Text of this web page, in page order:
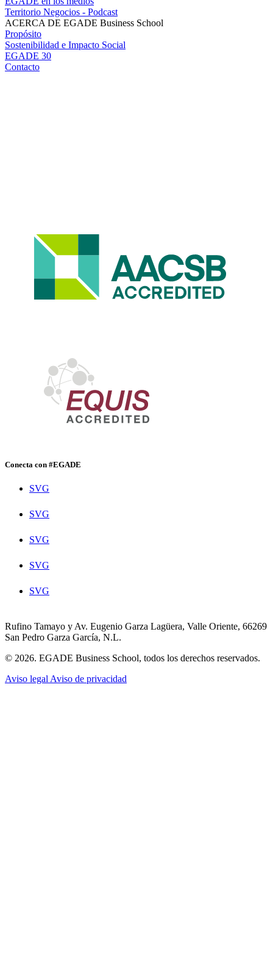
Territorio Negocios - Podcast
ACERCA DE EGADE Business School
Propósito
Sostenibilidad e Impacto Social
EGADE 30
Contacto
Conecta con #EGADE
SVG
SVG
SVG
SVG
SVG
Rufino Tamayo y Av. Eugenio Garza Lagüera, Valle Oriente, 66269
San Pedro Garza García, N.L.
© 2026. EGADE Business School, todos los derechos reservados.
Aviso legal Aviso de privacidad